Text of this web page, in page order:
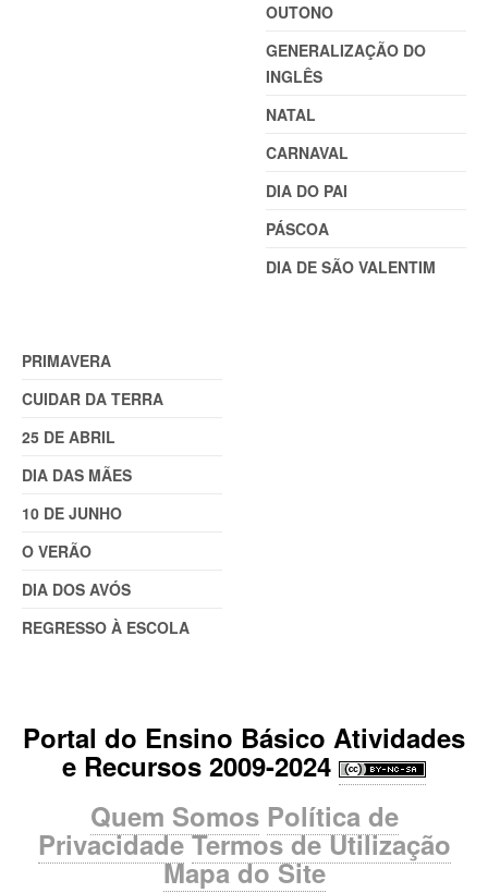
OUTONO
GENERALIZAÇÃO DO
INGLÊS
NATAL
CARNAVAL
DIA DO PAI
PÁSCOA
DIA DE SÃO VALENTIM
PRIMAVERA
CUIDAR DA TERRA
25 DE ABRIL
DIA DAS MÃES
10 DE JUNHO
O VERÃO
DIA DOS AVÓS
REGRESSO À ESCOLA
Portal do Ensino Básico Atividades
e Recursos 2009-2024
Quem Somos Política de
Privacidade Termos de Utilização
Mapa do Site